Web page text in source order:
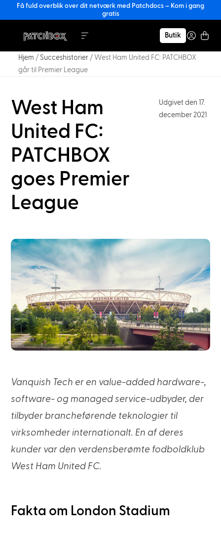
Få fuld overblik over dit netværk med Patchdocs – Kom i gang
gratis
Butik
Hjem / Succeshistorier/ West Ham United FC: PATCHBOX
går til Premier League
West Ham
United FC:
PATCHBOX
goes Premier
League
Udgivet den 17.
december 2021
Vanquish Tech er en value-added hardware-,
software- og managed service-udbyder, der
tilbyder brancheførende teknologier til
virksomheder internationalt. En af deres
kunder var den verdensberømte fodboldklub
West Ham United FC.
Fakta om London Stadium